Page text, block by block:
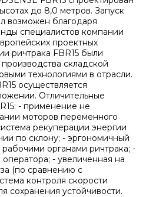
до 8,0 метров. Запуск
возможен благодаря
специалистов компании
проектных
ричтрака FBR15 были
складской
технологиями в отрасли.
осуществляется
Отличительные
- применение не
моторов переменного
рекуперации энергии
по склону; - эргономичный
органами ричтрака; -
- увеличенная на
(по сравнению с
контроля скорости
сохранения устойчивости.